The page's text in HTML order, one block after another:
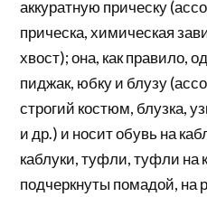
аккуратную прическу
прическа, химическая
хвост); она, как правило,
пиджак, юбку и блузу
строгий костюм, блузка,
и др.) и носит обувь на
каблуки, туфли, туфли на
подчеркнуты помадой, на